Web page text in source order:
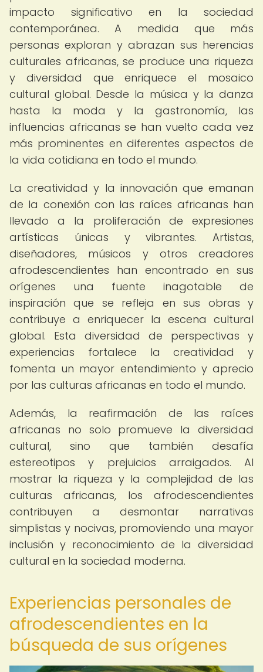
impacto significativo en la sociedad
contemporánea. A medida que más
personas exploran y abrazan sus herencias
culturales africanas, se produce una riqueza
y diversidad que enriquece el mosaico
cultural global. Desde la música y la danza
hasta la moda y la gastronomía, las
influencias africanas se han vuelto cada vez
más prominentes en diferentes aspectos de
la vida cotidiana en todo el mundo.
La creatividad y la innovación que emanan
de la conexión con las raíces africanas han
llevado a la proliferación de expresiones
artísticas únicas y vibrantes. Artistas,
diseñadores, músicos y otros creadores
afrodescendientes han encontrado en sus
orígenes una fuente inagotable de
inspiración que se refleja en sus obras y
contribuye a enriquecer la escena cultural
global. Esta diversidad de perspectivas y
experiencias fortalece la creatividad y
fomenta un mayor entendimiento y aprecio
por las culturas africanas en todo el mundo.
Además, la reafirmación de las raíces
africanas no solo promueve la diversidad
cultural, sino que también desafía
estereotipos y prejuicios arraigados. Al
mostrar la riqueza y la complejidad de las
culturas africanas, los afrodescendientes
contribuyen a desmontar narrativas
simplistas y nocivas, promoviendo una mayor
inclusión y reconocimiento de la diversidad
cultural en la sociedad moderna.
Experiencias personales de
afrodescendientes en la
búsqueda de sus orígenes